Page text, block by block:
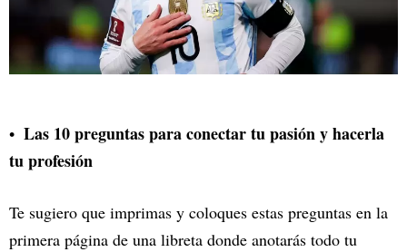
Las 10 preguntas para conectar tu pasión y hacerla
tu profesión
Te sugiero que imprimas y coloques estas preguntas en la
primera página de una libreta donde anotarás todo tu